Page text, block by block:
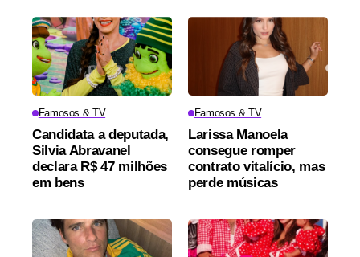
Famosos & TV
Candidata a deputada,
Silvia Abravanel
declara R$ 47 milhões
em bens
Famosos & TV
Larissa Manoela
consegue romper
contrato vitalício, mas
perde músicas